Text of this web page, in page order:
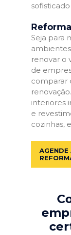
Seja para
renovar o
de
comparar
interiores
e
cozinhas,
AGENDE